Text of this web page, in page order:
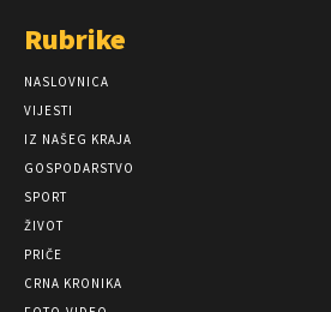
Rubrike
NASLOVNICA
VIJESTI
IZ NAŠEG KRAJA
GOSPODARSTVO
SPORT
ŽIVOT
PRIČE
CRNA KRONIKA